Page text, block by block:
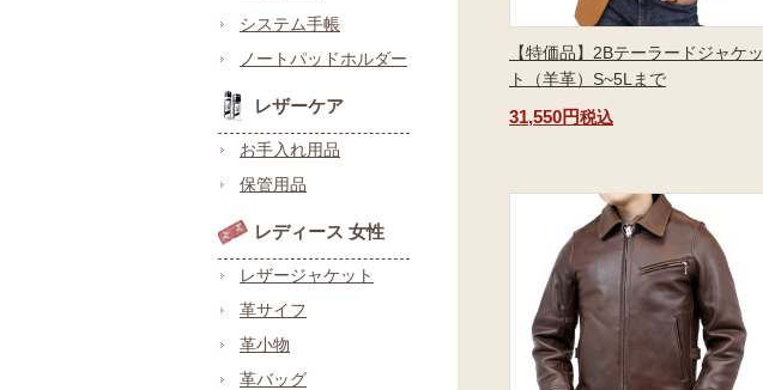
システム手帳
ノートパッドホルダー
レザーケア
お手入れ用品
保管用品
レディース 女性
レザージャケット
革サイフ
革小物
革バッグ
【特価品】2Bテーラードジャケッ
ト（羊革）S~5Lまで
31,550円税込